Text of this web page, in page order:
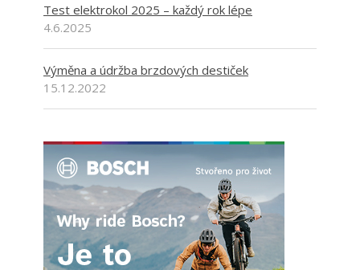
Test elektrokol 2025 – každý rok lépe
4.6.2025
Výměna a údržba brzdových destiček
15.12.2022